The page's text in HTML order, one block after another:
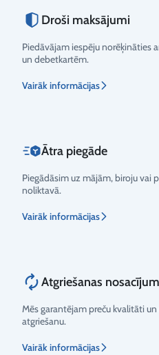
Droši maksājumi
Piedāvājam iespēju norēķināties
un debetkartēm.
Vairāk informācijas
Ātra piegāde
Piegādāsim uz mājām, biroju vai
noliktavā.
Vairāk informācijas
Atgriešanas
Mēs garantējam preču kvalitāti
atgriešanu.
Vairāk informācijas